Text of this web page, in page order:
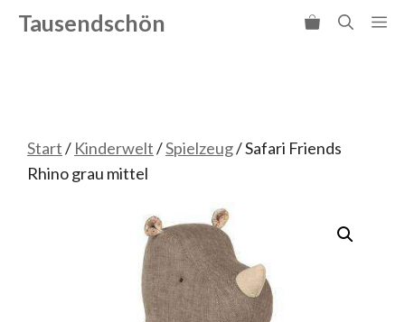
Zum
Inhalt
Tausendschön
Start/ Kinderwelt/Spielzeug/ Safari Friends
Rhino grau mittel